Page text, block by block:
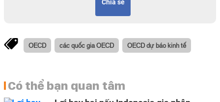
Chia sẻ
OECD các quốc gia OECD OECD dự báo kinh tế
Có thể bạn quan tâm